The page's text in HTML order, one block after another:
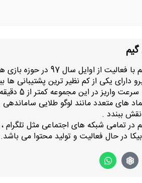
مجموعه اوریکس گیم با فعالیت از
دارای یکی از کم نظیر ترین پشتیبانی
های دیگر می باشد.
های متعدد مانند لوگو طلایی ساماندهی
ببندد .
تمامی شبکه های اجتماعی مثل تلگرام ،
در حال فعالیت و تولید محتوا می باشد.